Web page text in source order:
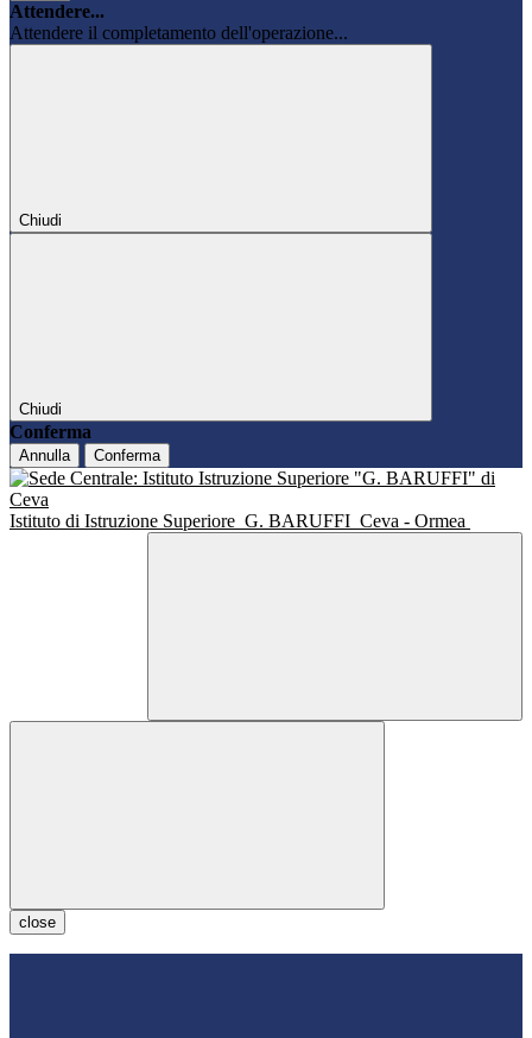
Attendere...
Attendere il completamento dell'operazione...
Chiudi
Chiudi
Conferma
Annulla Conferma
Istituto di Istruzione Superiore G. BARUFFI Ceva - Ormea
close